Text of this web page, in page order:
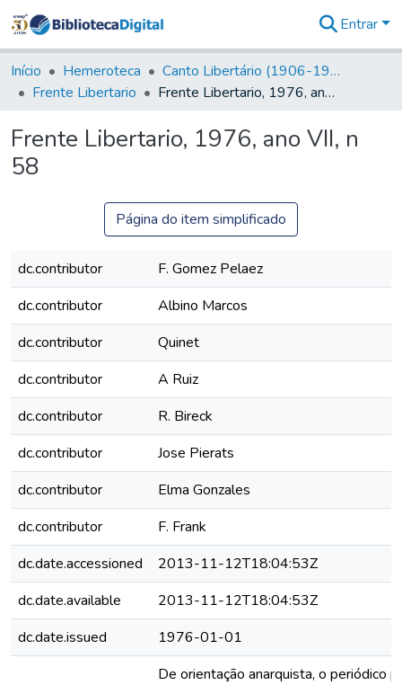
&
Coleções
Tudo na
Digital
Entrar
Início Hemeroteca
Canto Libertário (1906-1995)
Frente Libertario
Frente Libertario, 1976, ano VII, n 58
Frente Libertario, 1976, ano VII, n
58
Página do item simplificado
dc.contributor
F. Gomez Pelaez
dc.contributor
Albino Marcos
dc.contributor
Quinet
dc.contributor
A Ruiz
dc.contributor
R. Bireck
dc.contributor
Jose Pierats
dc.contributor
Elma Gonzales
dc.contributor
F. Frank
dc.date.accessioned
2013-11-12T18:04:53Z
dc.date.available
2013-11-12T18:04:53Z
dc.date.issued
1976-01-01
De orientação anarquista, o periódico